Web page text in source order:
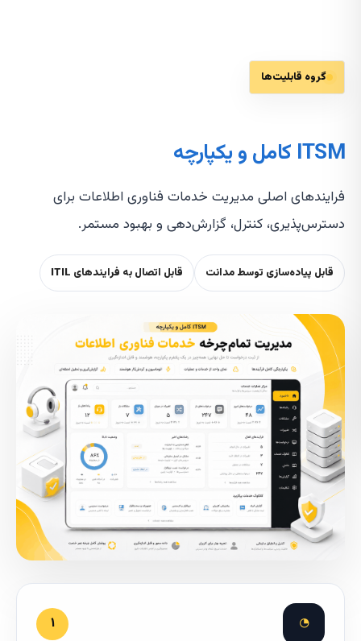
گروه قابلیت‌ها
ITSM کامل و یکپارچه
فرایندهای اصلی مدیریت خدمات فناوری اطلاعات برای
دسترس‌پذیری، کنترل، گزارش‌دهی و بهبود مستمر.
قابل پیاده‌سازی توسط مدانت قابل اتصال به فرایندهای ITIL
◔ ۱